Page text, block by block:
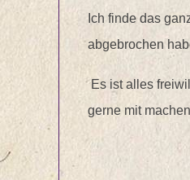
Ich finde das
abgebrochen
Es ist alles
gerne mit